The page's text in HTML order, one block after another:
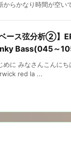
からかなり時間が空い
ベース弦分析②】
Bass(045～
めに みなさんこんに
red la ...